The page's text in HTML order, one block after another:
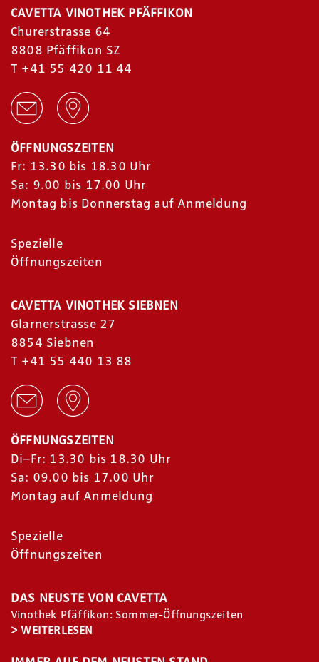
CAVETTA VINOTHEK PFÄFFIKON
Churerstrasse 64
8808 Pfäffikon SZ
T +41 55 420 11 44
ÖFFNUNGSZEITEN
Fr: 13.30 bis 18.30 Uhr
Sa: 9.00 bis 17.00 Uhr
Montag bis Donnerstag auf Anmeldung
Spezielle
Öffnungszeiten
CAVETTA VINOTHEK SIEBNEN
Glarnerstrasse 27
8854 Siebnen
T +41 55 440 13 88
ÖFFNUNGSZEITEN
Di–Fr: 13.30 bis 18.30 Uhr
Sa: 09.00 bis 17.00 Uhr
Montag auf Anmeldung
Spezielle
Öffnungszeiten
DAS NEUSTE VON CAVETTA
Vinothek Pfäffikon: Sommer-Öffnungszeiten
>WEITERLESEN